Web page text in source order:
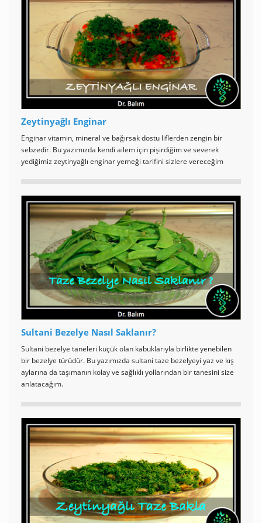
Zeytinyağlı Enginar
Enginar vitamin, mineral ve bağırsak dostu liflerden zengin bir
sebzedir. Bu yazımızda kendi ailem için pişirdiğim ve severek
yediğimiz zeytinyağlı enginar yemeği tarifini sizlere vereceğim
Sultani Bezelye Nasıl Saklanır?
Sultani bezelye taneleri küçük olan kabuklarıyla birlikte yenebilen
bir bezelye türüdür. Bu yazımızda sultani taze bezelyeyi yaz ve kış
aylarına da taşımanın kolay ve sağlıklı yollarından bir tanesini size
anlatacağım.